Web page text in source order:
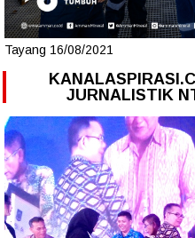
Tayang 16/08/2021
JURNALISTIK